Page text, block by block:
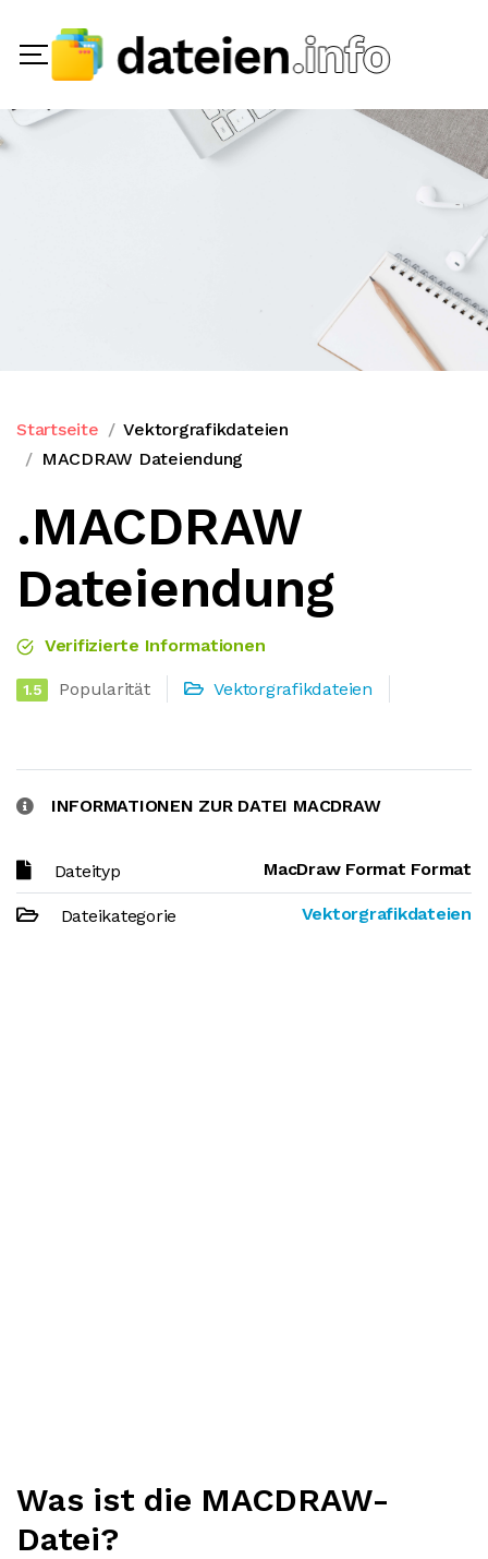
Startseite
Vektorgrafikdateien
MACDRAW Dateiendung
.MACDRAW
Dateiendung
Verifizierte Informationen
1.5 Popularität Vektorgrafikdateien
INFORMATIONEN ZUR DATEI MACDRAW
Dateityp MacDraw Format Format
Dateikategorie Vektorgrafikdateien
Was ist die MACDRAW-
Datei?